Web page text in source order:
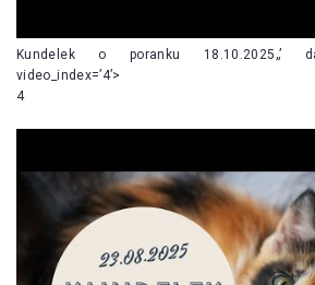
Kundelek o poranku 18.10.2025„’
video_index=’4’>
4